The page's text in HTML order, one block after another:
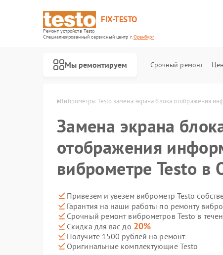
FIX-TESTO
Ремонт устройств Testo
Специализированный cервисный центр г.Оренбург
Мы ремонтируем Срочный ремонт
Testo в Оренбурге Виброметры Testo замена экрана блока отображения
Замена экрана
отображения
виброметре Testo в
Привезем и увезем виброметр Testo
Гарантия на наши работы по ремонту
Срочный ремонт виброметров Testo в
Скидка для вас до 20%
Получите 1500 рублей на ремонт
Оригинальные комплектующие Testo